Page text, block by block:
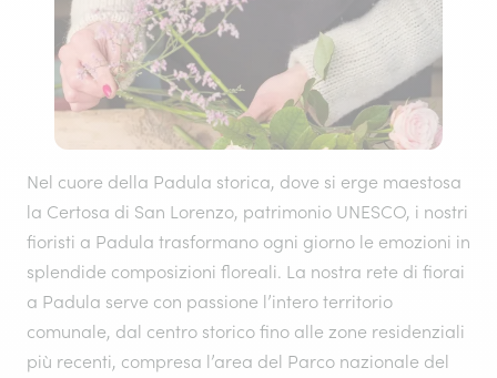
Nel cuore della Padula storica, dove si erge maestosa
la Certosa di San Lorenzo, patrimonio UNESCO, i nostri
fioristi a Padula trasformano ogni giorno le emozioni in
splendide composizioni floreali. La nostra rete di fiorai
a Padula serve con passione l’intero territorio
comunale, dal centro storico fino alle zone residenziali
più recenti, compresa l’area del Parco nazionale del